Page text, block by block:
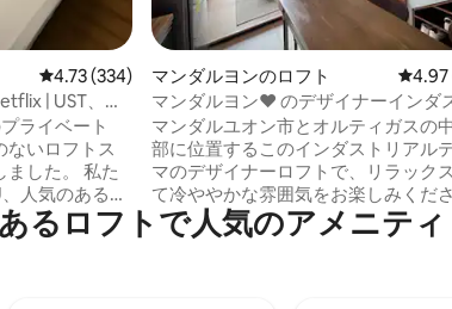
評価レビュー334件、5つ星中4.73つ星の平均評価
4.73 (334)
| UST、
ライベート
ないロフトス
た。 私た
人気のあるレ
数ブロック先
マンダルヨンのロフト レビ
4.97
マンダルヨン❤ のデザイナーインダ
リアルロフト
マンダルユオン市とオルティガスの
部に位置するこのインダストリアル
マのデザイナーロフトで、リラック
て冷ややかな雰囲気をお楽しみくださ
い。 リモートワークに最適な100Mbps接
続の●高速Wi-Fi NetflixとAmazon
るロフトで人気のアメニテ